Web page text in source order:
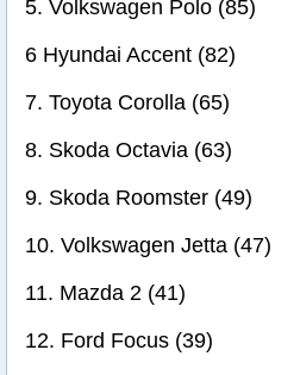
5. Volkswagen Polo (85)
6 Hyundai Accent (82)
7. Toyota Corolla (65)
8. Skoda Octavia (63)
9. Skoda Roomster (49)
10. Volkswagen Jetta (47)
11. Mazda 2 (41)
12. Ford Focus (39)